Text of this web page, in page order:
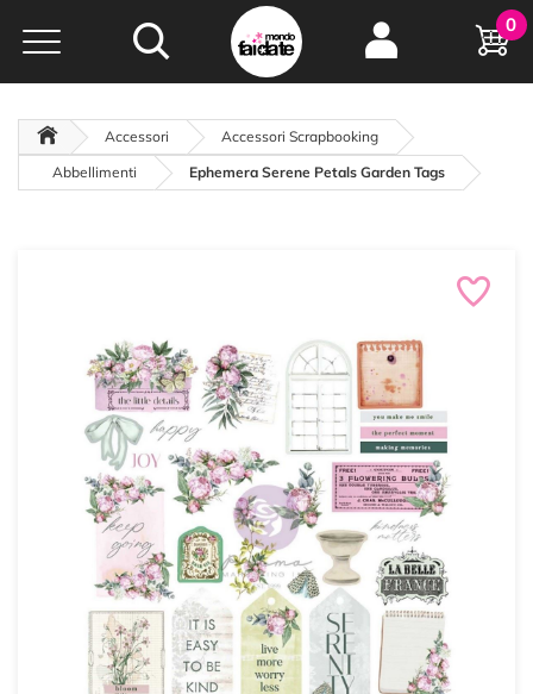
Hobby e
creatività...
oltre 15 anni online
0
Accessori
Accessori Scrapbooking
Abbellimenti
Ephemera Serene Petals Garden Tags